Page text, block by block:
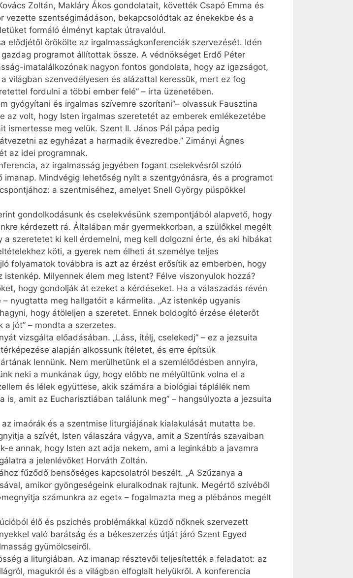
Zoltán, Makláry Ákos gondolatait, követték Csapó Emma és
szentségimádáson, bekapcsolódtak az énekekbe és a
formáló élményt kaptak útravalóul.
elődjétől örökölte az irgalmasságkonferenciák szervezését. Idén
programot állítottak össze. A védnökséget Erdő Péter
imatalálkozónak nagyon fontos gondolata, hogy az igazságot,
világban szenvedélyesen és alázattal keressük, mert ez fog
fordulni a többi ember felé” – írta üzenetében.
gyógyítani és irgalmas szívemre szorítani”– olvassuk Fausztina
az volt, hogy Isten irgalmas szeretetét az emberek emlékezetébe
meg velük. Szent II. János Pál pápa pedig
az egyházat a harmadik évezredbe.” Zimányi Ágnes
az idei programnak.
az irgalmasság jegyében fogant cselekvésről szóló
Mindvégig lehetőség nyílt a szentgyónásra, és a programot
a szentmiséhez, amelyet Snell György püspökkel
gondolkodásunk és cselekvésünk szempontjából alapvető, hogy
kérdezett rá. Általában már gyermekkorban, a szülőkkel megélt
szeretetet ki kell érdemelni, meg kell dolgozni érte, és aki hibákat
köti, a gyerek nem élheti át személye teljes
folyamatok továbbra is azt az érzést erősítik az emberben, hogy
Milyennek élem meg Istent? Félve viszonyulok hozzá?
hogy gondolják át ezeket a kérdéseket. Ha a válaszadás révén
nyugtatta meg hallgatóit a kármelita. „Az istenkép ugyanis
hogy átöleljen a szeretet. Ennek boldogító érzése életerőt
a jót” – mondta a szerzetes.
vizsgálta előadásában. „Láss, ítélj, cselekedj” – ez a jezsuita
alapján alkossunk ítéletet, és erre építsük
lennünk. Nem merülhetünk el a szemlélődésben annyira,
neki a munkának úgy, hogy előbb ne mélyültünk volna el a
és lélek együttese, akik számára a biológiai táplálék nem
amit az Eucharisztiában találunk meg” – hangsúlyozta a jezsuita
imaórák és a szentmise liturgiájának kialakulását mutatta be.
a szívét, Isten válaszára vágyva, amit a Szentírás szavaiban
e annak, hogy Isten azt adja nekem, ami a leginkább a javamra
a jelenlévőket Horváth Zoltán.
fűződő bensőséges kapcsolatról beszélt. „A Szűzanya a
amikor gyöngeségeink eluralkodnak rajtunk. Megértő szívéből
számunkra az eget« – fogalmazta meg a plébános megélt
élő és pszichés problémákkal küzdő nőknek szervezett
való barátság és a békeszerzés útját járó Szent Egyed
gyümölcseiről.
a liturgiában. Az imanap résztevői teljesítették a feladatot: az
magukról és a világban elfoglalt helyükről. A konferencia